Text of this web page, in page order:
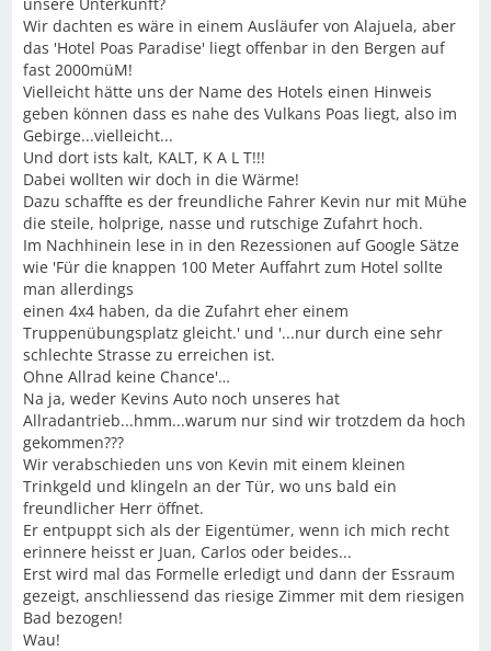
Wir dachten es wäre in einem Ausläufer von Alajuela, aber
das 'Hotel Poas Paradise' liegt offenbar in den Bergen auf
fast 2000müM!
Vielleicht hätte uns der Name des Hotels einen Hinweis
geben können dass es nahe des Vulkans Poas liegt, also im
Gebirge...vielleicht...
Und dort ists kalt, KALT, K A L T!!!
Dabei wollten wir doch in die Wärme!
Dazu schaffte es der freundliche Fahrer Kevin nur mit Mühe
die steile, holprige, nasse und rutschige Zufahrt hoch.
Im Nachhinein lese in in den Rezessionen auf Google Sätze
wie 'Für die knappen 100 Meter Auffahrt zum Hotel sollte
man allerdings
einen 4x4 haben, da die Zufahrt eher einem
Truppenübungsplatz gleicht.' und '...nur durch eine sehr
schlechte Strasse zu erreichen ist.
Ohne Allrad keine Chance'…
Na ja, weder Kevins Auto noch unseres hat
Allradantrieb...hmm...warum nur sind wir trotzdem da hoch
gekommen???
Wir verabschieden uns von Kevin mit einem kleinen
Trinkgeld und klingeln an der Tür, wo uns bald ein
freundlicher Herr öffnet.
Er entpuppt sich als der Eigentümer, wenn ich mich recht
erinnere heisst er Juan, Carlos oder beides...
Erst wird mal das Formelle erledigt und dann der Essraum
gezeigt, anschliessend das riesige Zimmer mit dem riesigen
Bad bezogen!
Wau!